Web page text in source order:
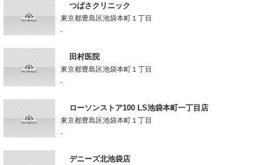
つばさクリニック
東京都豊島区池袋本町１丁目
-
田村医院
東京都豊島区池袋本町１丁目
-
ローソンストア100 LS池袋本町一丁目店
東京都豊島区池袋本町１丁目
-
デニーズ北池袋店